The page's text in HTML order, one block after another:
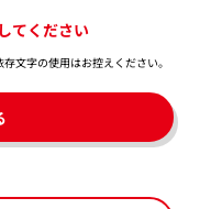
てください
文字の使用はお控えください。​